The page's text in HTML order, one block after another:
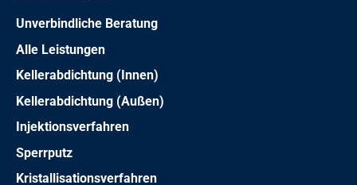
Unverbindliche Beratung
Alle Leistungen
Kellerabdichtung (Innen)
Kellerabdichtung (Außen)
Injektionsverfahren
Sperrputz
Kristallisationsverfahren